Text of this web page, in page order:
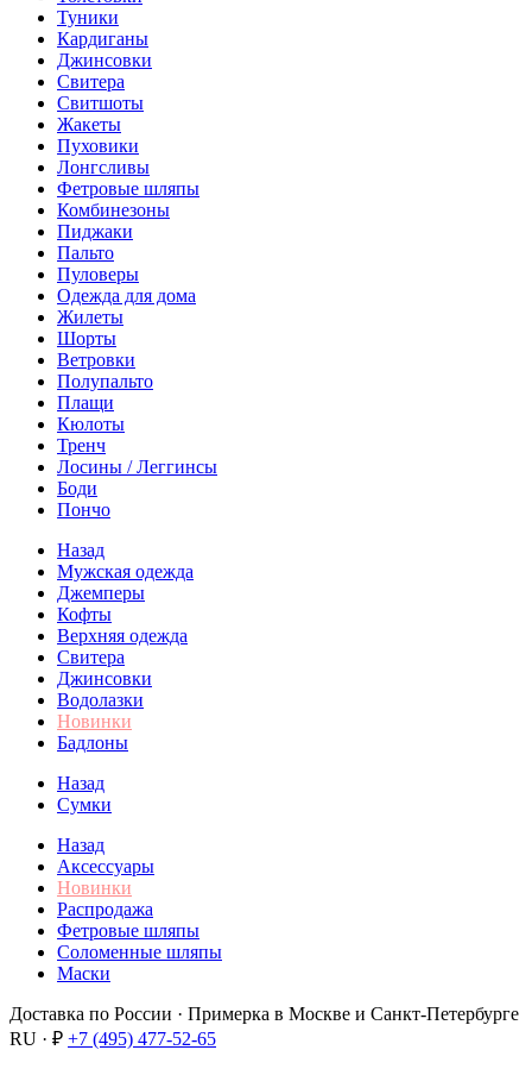
Туники
Кардиганы
Джинсовки
Свитера
Свитшоты
Жакеты
Пуховики
Лонгсливы
Фетровые шляпы
Комбинезоны
Пиджаки
Пальто
Пуловеры
Одежда для дома
Жилеты
Шорты
Ветровки
Полупальто
Плащи
Кюлоты
Тренч
Лосины / Леггинсы
Боди
Пончо
Назад
Мужская одежда
Джемперы
Кофты
Верхняя одежда
Свитера
Джинсовки
Водолазки
Новинки
Бадлоны
Назад
Сумки
Назад
Аксессуары
Новинки
Распродажа
Фетровые шляпы
Соломенные шляпы
Маски
Доставка по России · Примерка в Москве и Санкт-Петербурге
RU · ₽ +7 (495) 477-52-65